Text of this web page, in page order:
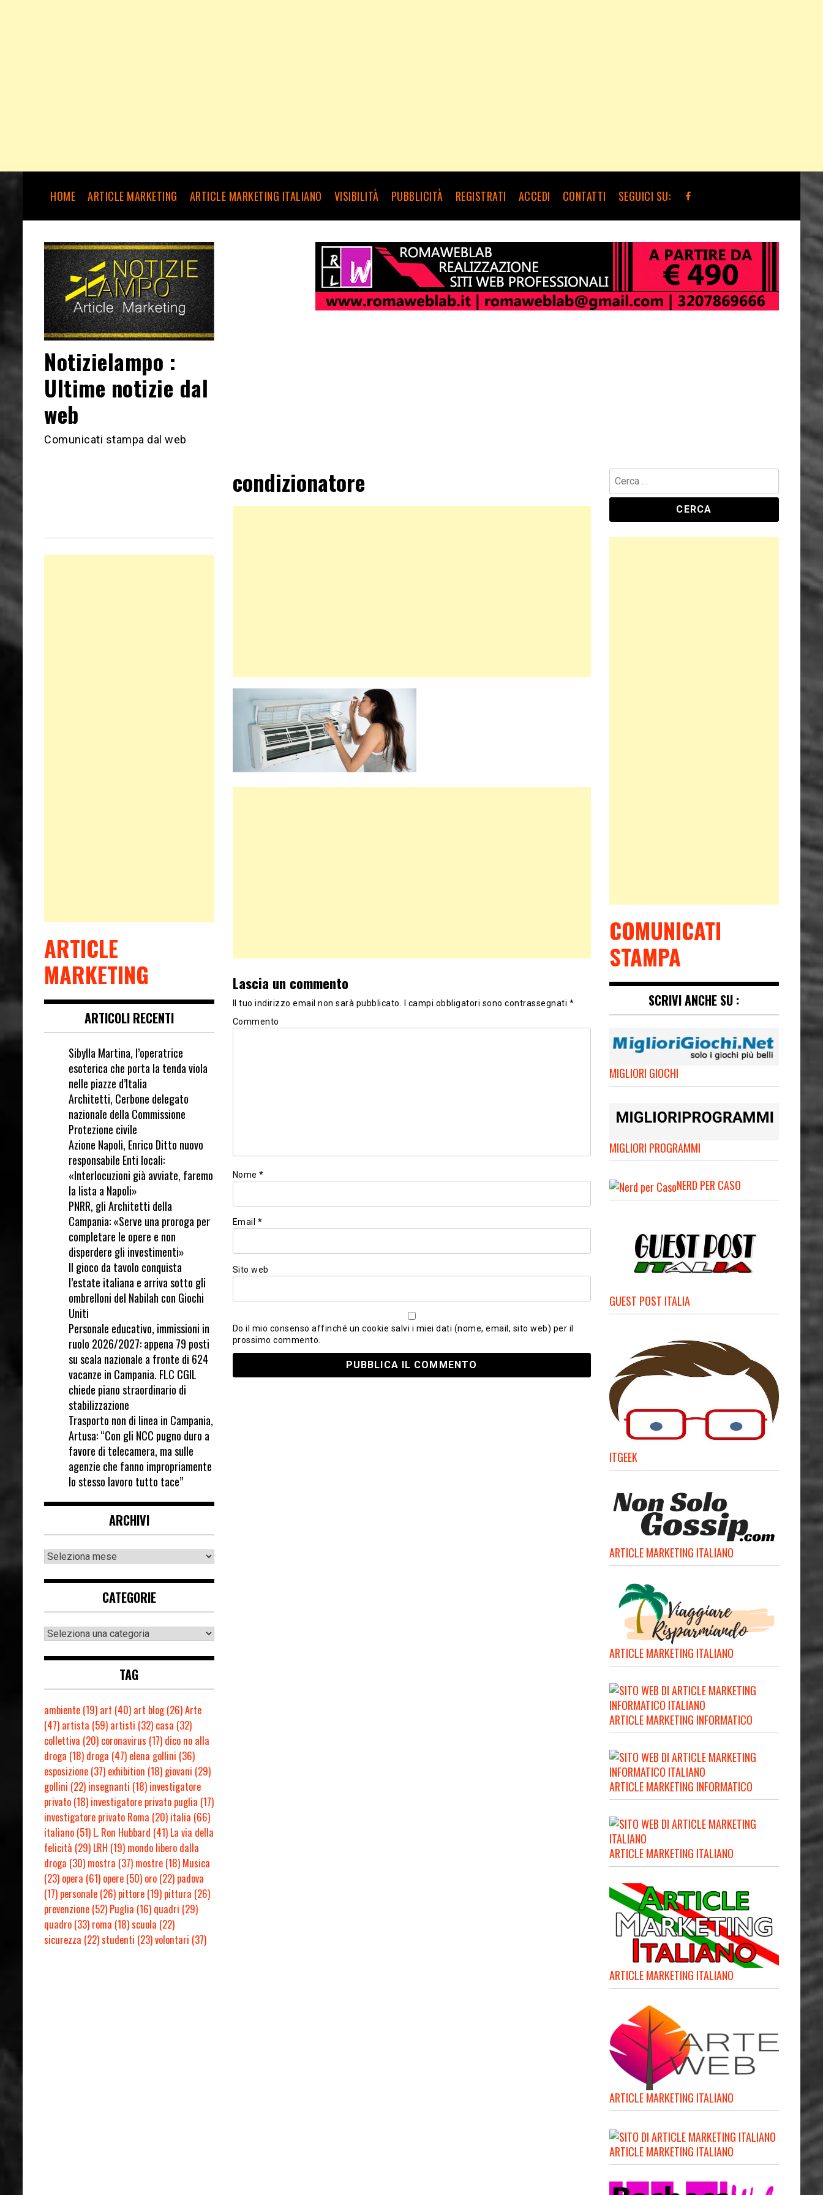
HOME ARTICLE MARKETING ARTICLE MARKETING ITALIANO VISIBILITÀ PUBBLICITÀ REGISTRATI ACCEDI CONTATTI SEGUICI SU:
Notizielampo :
Ultime notizie dal
web
Comunicati stampa dal web
condizionatore
Lascia un commento
Il tuo indirizzo email non sarà pubblicato. I campi obbligatori sono contrassegnati *
Commento
Nome *
Email *
Sito web
Do il mio consenso affinché un cookie salvi i miei dati (nome, email, sito web) per il
prossimo commento.
ARTICLE
MARKETING
ARTICOLI RECENTI
Sibylla Martina, l’operatrice
esoterica che porta la tenda viola
nelle piazze d’Italia
Architetti, Cerbone delegato
nazionale della Commissione
Protezione civile
Azione Napoli, Enrico Ditto nuovo
responsabile Enti locali:
«Interlocuzioni già avviate, faremo
la lista a Napoli»
PNRR, gli Architetti della
Campania: «Serve una proroga per
completare le opere e non
disperdere gli investimenti»
Il gioco da tavolo conquista
l’estate italiana e arriva sotto gli
ombrelloni del Nabilah con Giochi
Uniti
Personale educativo, immissioni in
ruolo 2026/2027: appena 79 posti
su scala nazionale a fronte di 624
vacanze in Campania. FLC CGIL
chiede piano straordinario di
stabilizzazione
Trasporto non di linea in Campania,
Artusa: “Con gli NCC pugno duro a
favore di telecamera, ma sulle
agenzie che fanno impropriamente
lo stesso lavoro tutto tace”
ARCHIVI
CATEGORIE
TAG
ambiente (19) art (40) art blog(26)Arte
(47) artista (59) artisti (32) casa (32)
collettiva (20) coronavirus (17) dico no alla
droga (18) droga (47) elena gollini (36)
esposizione (37) exhibition (18) giovani (29)
gollini (22) insegnanti (18) investigatore
privato (18) investigatore privato puglia (17)
investigatore privato Roma (20) italia (66)
italiano (51) L. Ron Hubbard (41) La via della
felicità (29) LRH (19) mondo libero dalla
droga (30) mostra (37) mostre (18) Musica
(23) opera (61) opere (50) oro (22) padova
(17) personale (26) pittore (19) pittura (26)
prevenzione (52) Puglia (16) quadri (29)
quadro (33) roma (18)scuola (22)
sicurezza (22)studenti (23)volontari (37)
COMUNICATI
STAMPA
SCRIVI ANCHE SU :
MIGLIORI GIOCHI
MIGLIORI PROGRAMMI
NERD PER CASO
GUEST POST ITALIA
ITGEEK
ARTICLE MARKETING ITALIANO
ARTICLE MARKETING ITALIANO
ARTICLE MARKETING INFORMATICO
ARTICLE MARKETING INFORMATICO
ARTICLE MARKETING ITALIANO
ARTICLE MARKETING ITALIANO
ARTICLE MARKETING ITALIANO
ARTICLE MARKETING ITALIANO